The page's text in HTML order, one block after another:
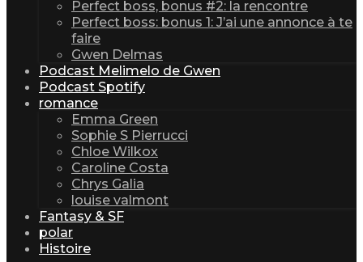
Perfect boss, bonus #2: la rencontre
Perfect boss: bonus 1: J’ai une annonce à te
faire
Gwen Delmas
Podcast Melimelo de Gwen
Podcast Spotify
romance
Emma Green
Sophie S Pierrucci
Chloe Wilkox
Caroline Costa
Chrys Galia
louise valmont
Fantasy & SF
polar
Histoire